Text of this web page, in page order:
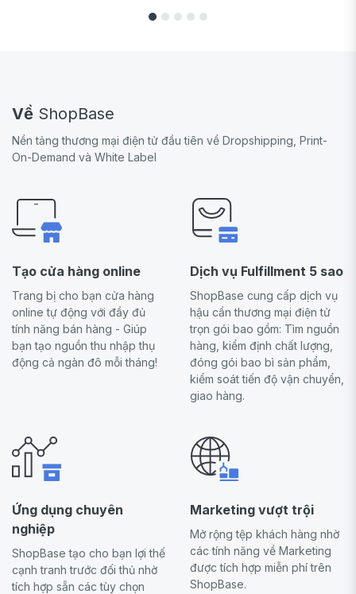
Về ShopBase
Nền tảng thương mại điện tử đầu tiên về Dropshipping, Print-
On-Demand và White Label
Tạo cửa hàng online
Trang bị cho bạn cửa hàng
online tự động với đầy đủ
tính năng bán hàng - Giúp
bạn tạo nguồn thu nhập thụ
động cả ngàn đô mỗi tháng!
Dịch vụ Fulfillment 5 sao
ShopBase cung cấp dịch vụ
hậu cần thương mại điện tử
trọn gói bao gồm: Tìm nguồn
hàng, kiểm định chất lượng,
đóng gói bao bì sản phẩm,
kiểm soát tiến độ vận chuyển,
giao hàng.
Ứng dụng chuyên
nghiệp
ShopBase tạo cho bạn lợi thế
cạnh tranh trước đối thủ nhờ
tích hợp sẵn các tùy chọn
Marketing vượt trội
Mở rộng tệp khách hàng nhờ
các tính năng về Marketing
được tích hợp miễn phí trên
ShopBase.